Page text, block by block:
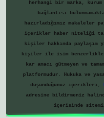
herhangi bir marka,
bağlantısı
hazırladığımız makaleler
içerikler haber niteliği
kişiler hakkında paylaşım
kişiler ile isim
kar amacı gütmeyen ve
platformudur. Hukuka ve
düşündüğünüz içerikleri,
adresine bildirmeniz
içerisinde